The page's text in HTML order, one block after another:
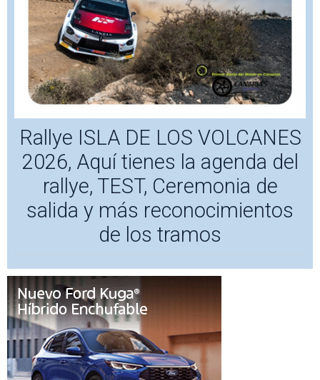
Rallye ISLA DE LOS VOLCANES
2026, Aquí tienes la agenda del
rallye, TEST, Ceremonia de
salida y más reconocimientos
de los tramos